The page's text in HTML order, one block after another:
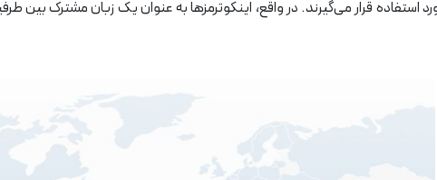
استفاده قرار می‌گیرند. در واقع، اینکوترمز‌ها به عنوان یک زبان مشترک